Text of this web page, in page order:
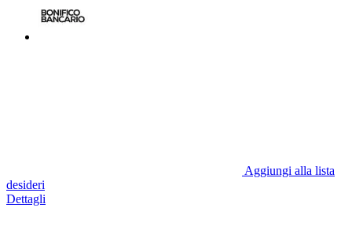
Aggiungi alla lista
desideri
Dettagli